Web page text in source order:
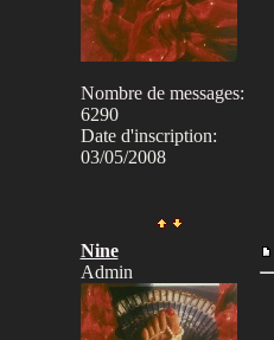
Nombre de messages:
6290
Date d'inscription:
03/05/2008
Nine
Admin